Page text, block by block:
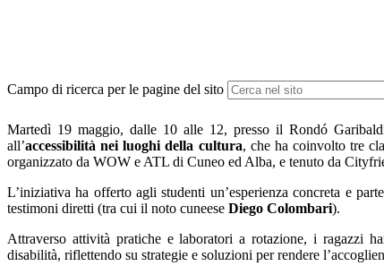
Campo di ricerca per le pagine del sito
Martedì 19 maggio, dalle 10 alle 12, presso il Rondó
all’accessibilità nei luoghi della cultura, che ha coinvolto tre
organizzato da WOW e ATL di Cuneo ed Alba, e tenuto da
L’iniziativa ha offerto agli studenti un’esperienza concreta e
testimoni diretti (tra cui il noto cuneese Diego Colombari).
Attraverso attività pratiche e laboratori a rotazione, i ragazzi
disabilità, riflettendo su strategie e soluzioni per rendere